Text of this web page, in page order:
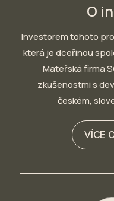
O
Investorem tohoto
která je dceřinou
Mateřská firma
zkušenostmi s
českém,
VÍCE